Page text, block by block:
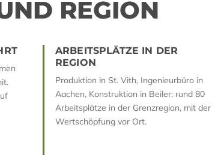
REGION
ARBEITSPLÄTZE IN DER
REGION
Produktion in St. Vith, Ingenieurbüro in
Aachen, Konstruktion in Beiler: rund 80
Arbeitsplätze in der Grenzregion, mit der
Wertschöpfung vor Ort.